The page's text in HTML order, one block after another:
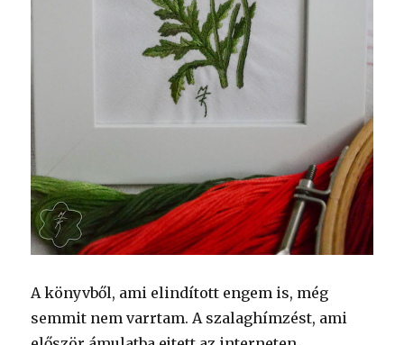
A könyvből, ami elindított engem is, még
semmit nem varrtam. A szalaghímzést, ami